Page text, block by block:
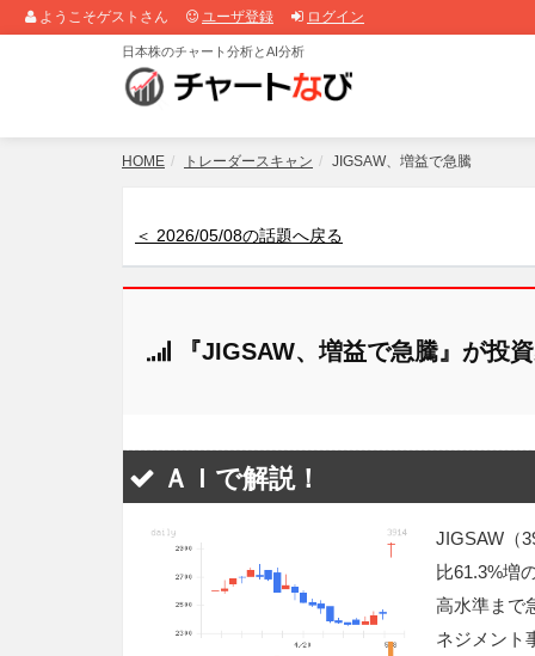
ようこそゲストさん ユーザ登録 ログイン
日本株のチャート分析とAI分析
HOME トレーダースキャン JIGSAW、増益で急騰
＜ 2026/05/08の話題へ戻る
『JIGSAW、増益で急騰』が投
ＡＩで解説！
JIGSAW（
比61.3%増
高水準まで
ネジメント